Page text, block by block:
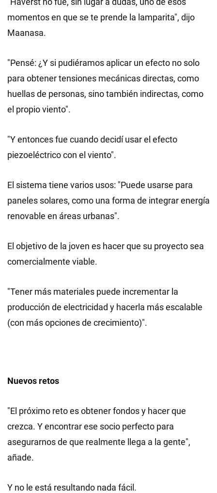
momentos en que se te prende la lamparita", dijo
Maanasa.
"Pensé: ¿Y si pudiéramos aplicar un efecto no solo
para obtener tensiones mecánicas directas, como
huellas de personas, sino también indirectas, como
el propio viento".
"Y entonces fue cuando decidí usar el efecto
piezoeléctrico con el viento".
El sistema tiene varios usos: "Puede usarse para
paneles solares, como una forma de integrar energía
renovable en áreas urbanas".
El objetivo de la joven es hacer que su proyecto sea
comercialmente viable.
"Tener más materiales puede incrementar la
producción de electricidad y hacerla más escalable
(con más opciones de crecimiento)".
Nuevos retos
"El próximo reto es obtener fondos y hacer que
crezca. Y encontrar ese socio perfecto para
asegurarnos de que realmente llega a la gente",
añade.
Y no le está resultando nada fácil.